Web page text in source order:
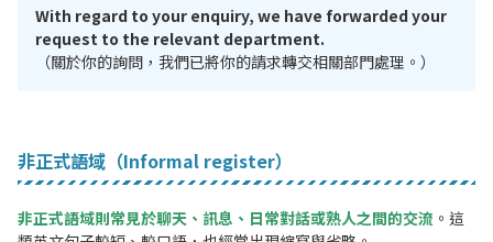
With regard to your enquiry, we have forwarded your
request to the relevant department.
（關於你的詢問，我們已將你的請求轉交相關部門處理。）
非正式語域（Informal register）
非正式語域則常見於聊天、訊息、日常對話或熟人之間的交流 。這